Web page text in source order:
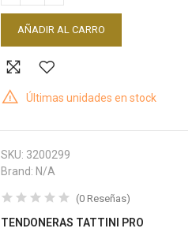
AÑADIR AL CARRO
Últimas unidades en stock
SKU: 3200299
Brand: N/A
(0 Reseñas)
TENDONERAS TATTINI PRO